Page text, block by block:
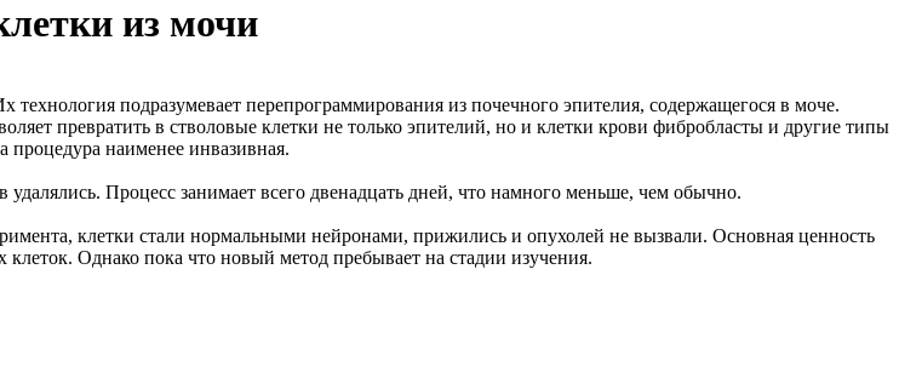
из мочи
подразумевает перепрограммирования из почечного эпителия, содержащегося в моче.
превратить в стволовые клетки не только эпителий, но и клетки крови фибробласты и другие типы
процедура наименее инвазивная.
Процесс занимает всего двенадцать дней, что намного меньше, чем обычно.
клетки стали нормальными нейронами, прижились и опухолей не вызвали. Основная ценность
клеток. Однако пока что новый метод пребывает на стадии изучения.